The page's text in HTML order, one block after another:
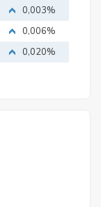
0,003%
0,006%
0,020%